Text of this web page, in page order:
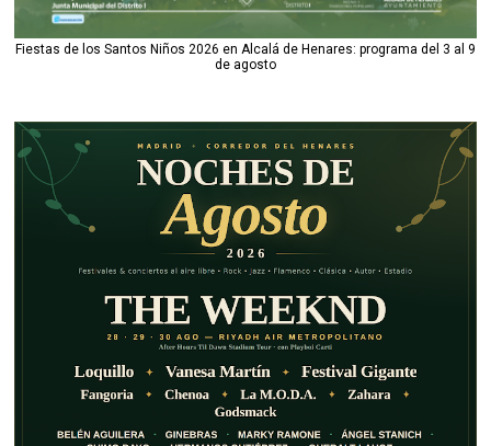
Fiestas de los Santos Niños 2026 en Alcalá de Henares: programa del 3 al 9
de agosto